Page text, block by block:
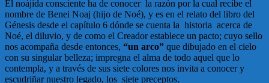
El noájida consciente ha de conocer la razón por la cual recibe el
nombre de Benei Noaj (hijo de Noé), y es en el relato del libro del
Génesis desde el capítulo 6 dónde se cuenta la historia acerca de
Noé, el diluvio, y de como el Creador establece un pacto; cuyo sello
nos acompaña desde entonces, “un arco” que dibujado en el cielo
con su singular belleza; impregna el alma de todo aquel que lo
contempla, y a través de sus siete colores nos invita a conocer y
escudriñar nuestro legado, los siete preceptos.